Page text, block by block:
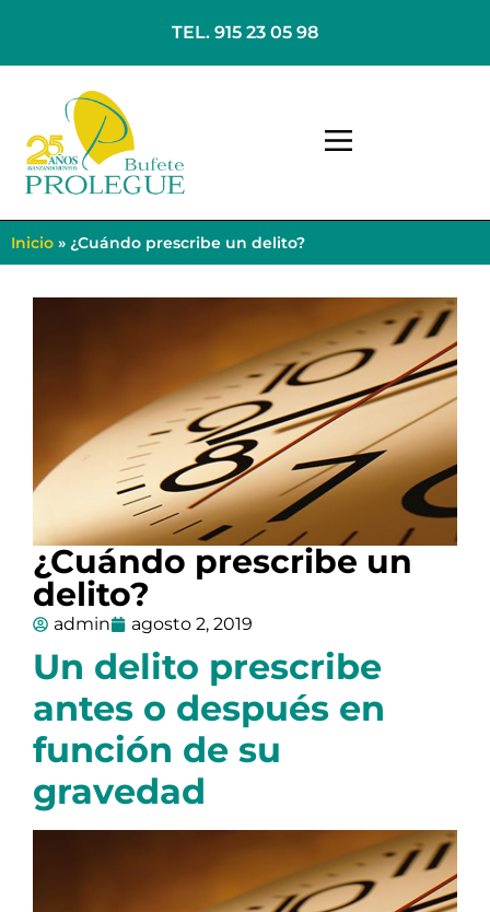
TEL. 915 23 05 98
Inicio » ¿Cuándo prescribe un delito?
¿Cuándo prescribe un
delito?
admin agosto 2, 2019
Un delito prescribe
antes o después en
función de su
gravedad